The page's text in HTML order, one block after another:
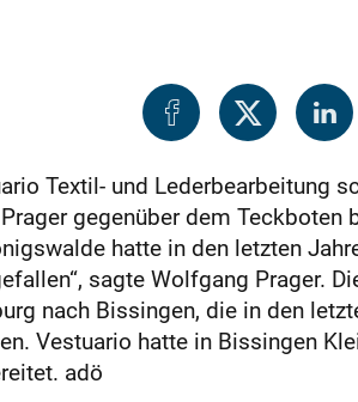
Textil- und Lederbearbeitung
gegenüber dem
hatte in den letzten
sagte Wolfgang Prager.
nach Bissingen, die in den
Vestuario hatte in Bissingen
adö